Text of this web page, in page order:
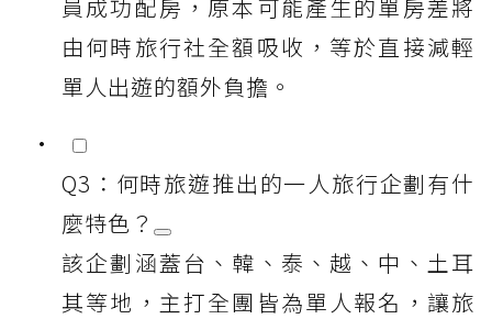
員成功配房，原本可能產生的單房差將
由何時旅行社全額吸收，等於直接減輕
單人出遊的額外負擔。
Q3：何時旅遊推出的一人旅行企劃有什
麼特色？
該企劃涵蓋台、韓、泰、越、中、土耳
其等地，主打全團皆為單人報名，讓旅